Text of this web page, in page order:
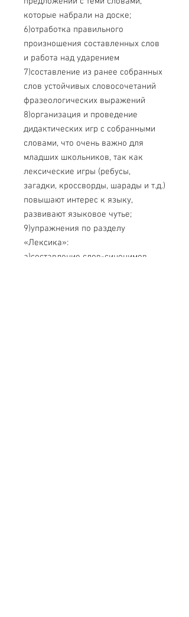
которые набрали на доске;
6)отработка правильного
произношения составленных слов
и работа над ударением
7)составление из ранее собранных
слов устойчивых словосочетаний
фразеологических выражений
8)организация и проведение
дидактических игр с собранными
словами, что очень важно для
младших школьников, так как
лексические игры (ребусы,
загадки, кроссворды, шарады и т.д.)
повышают интерес к языку,
развивают языковое чутье;
9)упражнения по разделу
«Лексика»:
а)составление слов-синонимов